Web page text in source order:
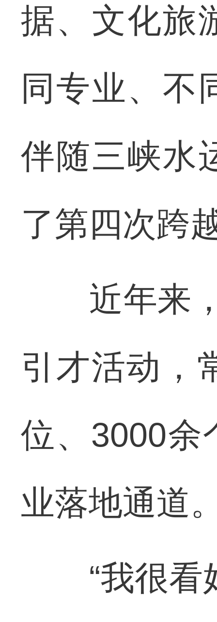
据、文化旅
同专业、不
伴随三峡水
了第四次跨
近年来，
引才活动，
位、3000余
业落地通道
“我很看好